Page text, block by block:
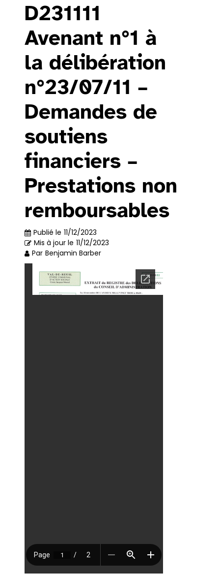
D231111
Avenant n°1 à
la délibération
n°23/07/11 –
Demandes de
soutiens
financiers –
Prestations non
remboursables
Publié le 11/12/2023
Mis à jour le 11/12/2023
Par Benjamin Barber